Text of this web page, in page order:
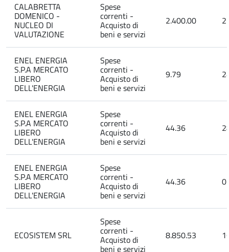
CALABRETTA
DOMENICO -
NUCLEO DI
VALUTAZIONE
Spese
correnti -
Acquisto di
beni e servizi
2.400.00
ENEL ENERGIA
S.P.A MERCATO
LIBERO
DELL'ENERGIA
Spese
correnti -
Acquisto di
beni e servizi
9.79
ENEL ENERGIA
S.P.A MERCATO
LIBERO
DELL'ENERGIA
Spese
correnti -
Acquisto di
beni e servizi
44.36
ENEL ENERGIA
S.P.A MERCATO
LIBERO
DELL'ENERGIA
Spese
correnti -
Acquisto di
beni e servizi
44.36
ECOSISTEM SRL
Spese
correnti -
Acquisto di
beni e servizi
8.850.53